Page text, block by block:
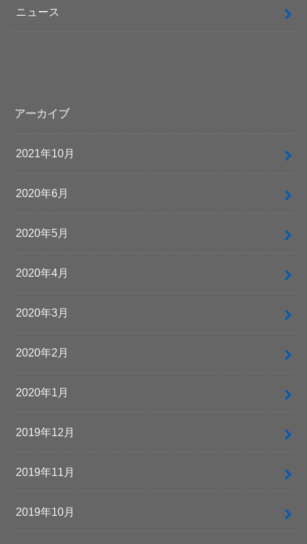
ニュース
アーカイブ
2021年10月
2020年6月
2020年5月
2020年4月
2020年3月
2020年2月
2020年1月
2019年12月
2019年11月
2019年10月